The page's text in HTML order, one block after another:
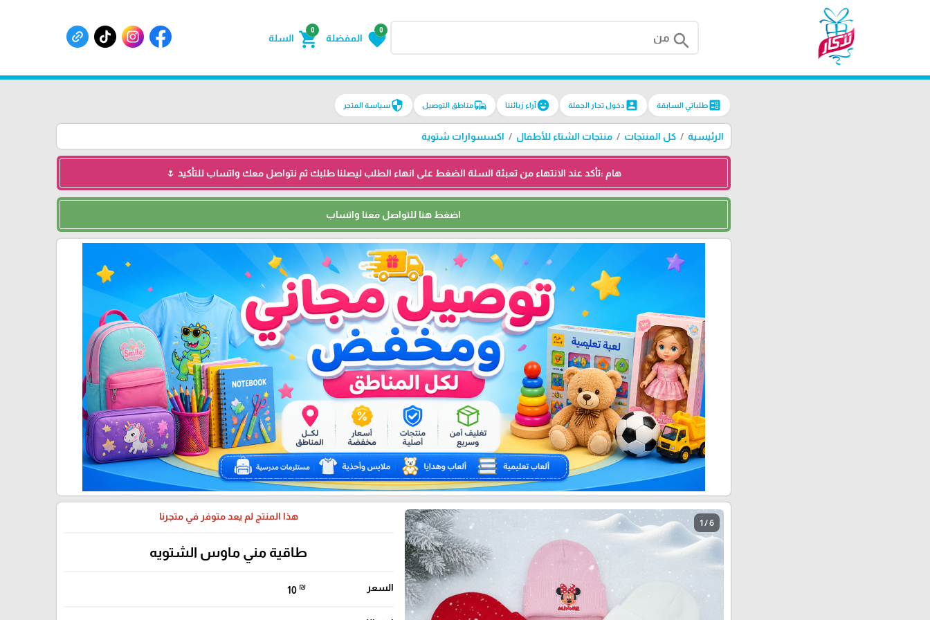
search
0
favorite المفضلة
0
shopping_cart السلة
ballotطلباتي السابقة account_boxدخول تجار الجملة emoji_emotionsآراء زبائننا commuteمناطق التوصيل securityسياسة المتجر
الرئيسية كل المنتجات منتجات الشتاء للأطفال اكسسوارات شتوية
هام :تأكد عند الانتهاء من تعبئة السلة الضغط على انهاء الطلب ليصلنا طلبك ثم نتواصل معك واتساب للتأكيد 🌷
اضغط هنا للتواصل معنا واتساب
1 / 6
هذا المنتج لم يعد متوفر في متجرنا
طاقية مني ماوس الشتويه
السعر 10 ₪